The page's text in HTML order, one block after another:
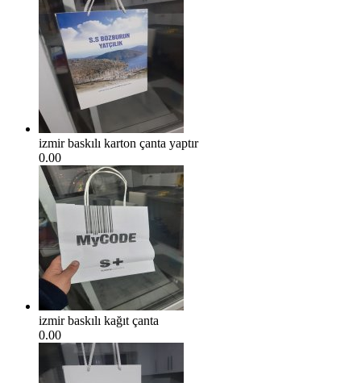
izmir baskılı karton çanta yaptır
0.00
izmir baskılı kağıt çanta
0.00